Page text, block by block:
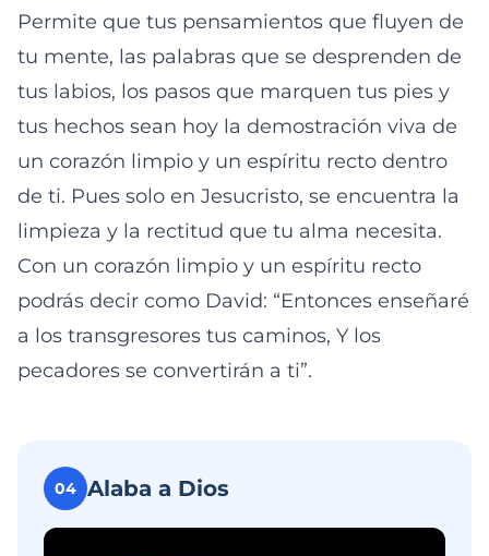
Permite que tus pensamientos que fluyen de
tu mente, las palabras que se desprenden de
tus labios, los pasos que marquen tus pies y
tus hechos sean hoy la demostración viva de
un corazón limpio y un espíritu recto dentro
de ti. Pues solo en Jesucristo, se encuentra la
limpieza y la rectitud que tu alma necesita.
Con un corazón limpio y un espíritu recto
podrás decir como David: “Entonces enseñaré
a los transgresores tus caminos, Y los
pecadores se convertirán a ti”.
04 Alaba a Dios